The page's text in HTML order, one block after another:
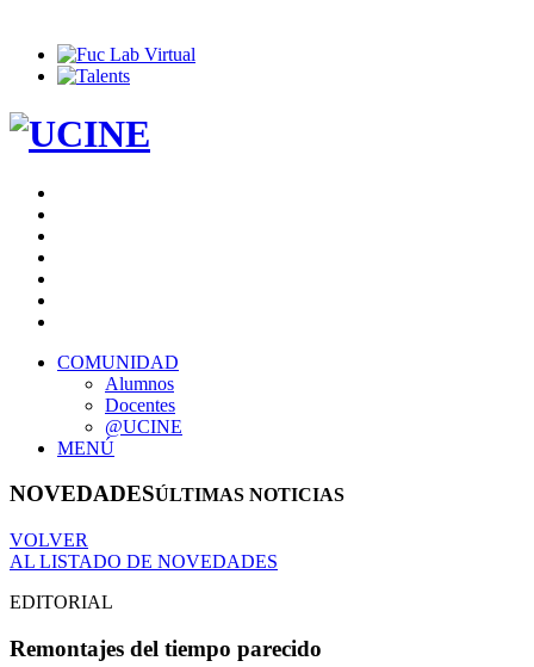
COMUNIDAD
Alumnos
Docentes
@UCINE
MENÚ
NOVEDADESÚLTIMAS NOTICIAS
VOLVER
AL LISTADO DE NOVEDADES
EDITORIAL
Remontajes del tiempo parecido